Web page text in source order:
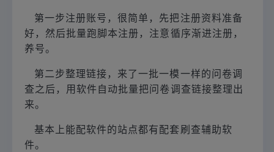
第一步注册账号，很简单，先把注册资料准备
好，然后批量跑脚本注册，注意循序渐进注册，
养号。
第二步整理链接，来了一批一模一样的问卷调
查之后，用软件自动批量把问卷调查链接整理出
来。
基本上能配软件的站点都有配套刷查辅助软
件。